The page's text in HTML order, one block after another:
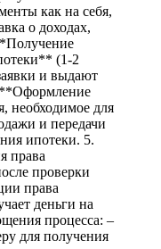
как на себя,
о доходах,
(1-2
и выдают
**Оформление
необходимое для
и передачи
ипотеки. 5.
права
проверки
права
деньги на
процесса: –
для получения